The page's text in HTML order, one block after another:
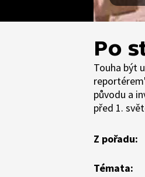
Po
Touha být
původu a
před 1.
Z pořadu:
Témata: